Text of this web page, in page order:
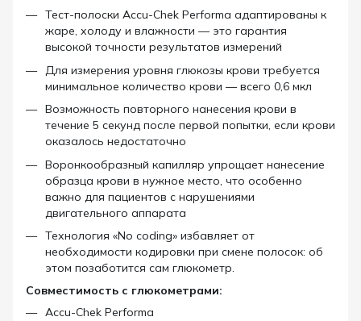
Тест-полоски Accu-Chek Performa адаптированы к
жаре, холоду и влажности — это гарантия
высокой точности результатов измерений
Для измерения уровня глюкозы крови требуется
минимальное количество крови — всего 0,6 мкл
Возможность повторного нанесения крови в
течение 5 секунд после первой попытки, если крови
оказалось недостаточно
Воронкообразный капилляр упрощает нанесение
образца крови в нужное место, что особенно
важно для пациентов с нарушениями
двигательного аппарата
Технология «No coding» избавляет от
необходимости кодировки при смене полосок: об
этом позаботится сам глюкометр.
Совместимость с глюкометрами:
Accu-Chek Performa